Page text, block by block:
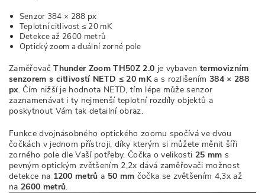
Senzor 384 × 288 px
Teplotní citlivost ≤ 20 mK
Detekce až 2600 metrů
Optický zoom a duální zorné pole
ZaměřovačThunder Zoom TH50Z 2.0 je vybaventermovizním
senzorem s citlivostí NETD ≤ 20 mK a s rozlišením 384 × 288
px. Čím nižší je hodnota NETD, tím lépe může senzor
zaznamenávat i ty nejmenší teplotní rozdíly objektů a
poskytnout Vám tak detailní obraz.
Funkce dvojnásobného optického zoomu spočívá ve dvou
čočkách v jednom přístroji, díky kterým si můžete měnit šíři
zorného pole dle Vaší potřeby. Čočka o velikosti 25 mm s
pevným optickým zvětšením 2,2x dává zaměřovači možnost
detekce na 1200 metrů a 50 mm čočka se zvětšením 4,3x až
na 2600 metrů.